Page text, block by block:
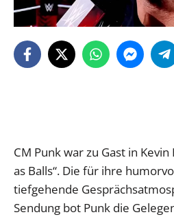
CM Punk war zu Gast in Kevin
as Balls“. Die für ihre
tiefgehende
Sendung bot Punk die